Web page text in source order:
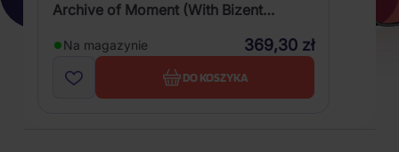
Archive of Moment (With Bizent
Na magazynie 369,30 zł
DO KOSZYKA